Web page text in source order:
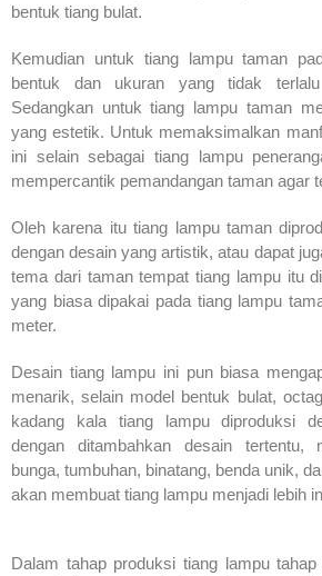
bentuk tiang bulat.
Kemudian untuk tiang lampu taman
bentuk dan ukuran yang tidak
Sedangkan untuk tiang lampu taman
yang estetik. Untuk memaksimalkan
ini selain sebagai tiang lampu
mempercantik pemandangan taman agar
Oleh karena itu tiang lampu taman
dengan desain yang artistik, atau dapat
tema dari taman tempat tiang lampu itu
yang biasa dipakai pada tiang lampu
meter.
Desain tiang lampu ini pun biasa
menarik, selain model bentuk bulat,
kadang kala tiang lampu diproduksi
dengan ditambahkan desain tertentu,
bunga, tumbuhan, binatang, benda unik,
akan membuat tiang lampu menjadi lebih
Dalam tahap produksi tiang lampu